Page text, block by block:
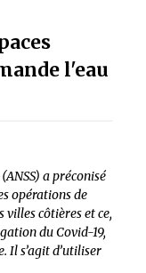
l'eau
a préconisé
opérations de
villes côtières et ce,
du Covid-19,
Il s’agit d’utiliser